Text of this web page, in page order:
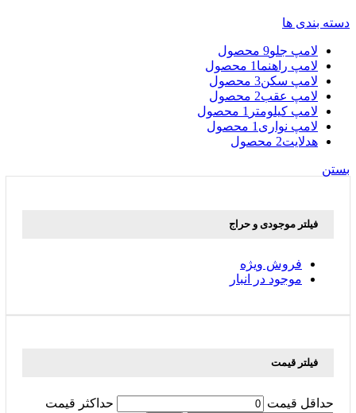
دسته بندی ها
لامپ جلو9 محصول
لامپ راهنما 1 محصول
لامپ سکن3 محصول
لامپ عقب2 محصول
لامپ کیلومتر 1 محصول
لامپ نواری 1 محصول
هدلایت2 محصول
بستن
فیلتر موجودی و حراج
فروش ویژه
موجود در انبار
فیلتر قیمت
حداقل قیمت حداكثر قيمت